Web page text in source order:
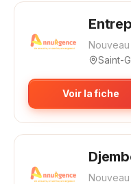
📱 Installer
Saint-
Voir la fiche